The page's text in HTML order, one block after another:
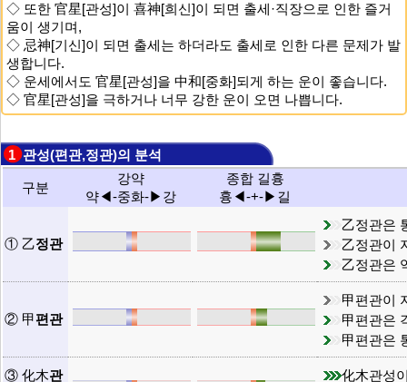
◇ 또한 官星[관성]이 喜神[희신]이 되면 출세·직장으로 인한 즐거
움이 생기며,
◇ 忌神[기신]이 되면 출세는 하더라도 출세로 인한 다른 문제가 발
생합니다.
◇ 운세에서도 官星[관성]을 中和[중화]되게 하는 운이 좋습니다.
◇ 官星[관성]을 극하거나 너무 강한 운이 오면 나쁩니다.
1 관성(편관,정관)의 분석
구분
강약
약◀-중화-▶강
종합 길흉
흉◀-+-▶길
① 乙정관
乙정관은
乙정관이
乙정관은
② 甲편관
甲편관이
甲편관은
甲편관은
③ 化木관
化木관성